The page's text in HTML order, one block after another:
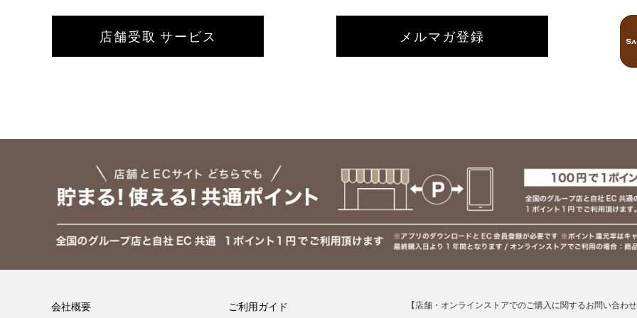
店舗受取 サービス メルマガ登録
会社概要
ご利用ガイド 【店舗・オンラインストアでのご購入に関するお問い合わ